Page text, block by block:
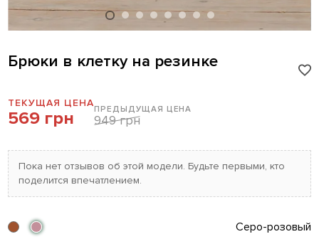
Брюки в клетку на резинке
ТЕКУЩАЯ ЦЕНА
569 грн ПРЕДЫДУЩАЯ ЦЕНА
949 грн
Пока нет отзывов об этой модели. Будьте первыми, кто
поделится впечатлением.
Серо-розовый